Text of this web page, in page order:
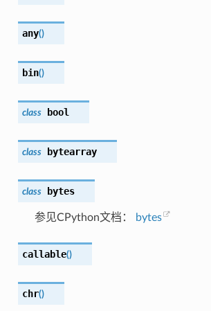
any()
bin()
class bool
class bytearray
class bytes
参见CPython文档： bytes
callable()
chr()